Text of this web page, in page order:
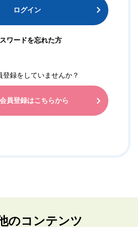
ログイン
ワードを忘れた方
登録をしていませんか？
員登録はこちらから
のコンテンツ